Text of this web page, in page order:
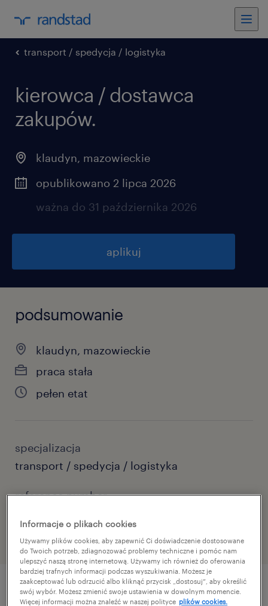
transport / spedycja / logistyka
kierowca / dostawca
zakupów.
klaudyn, mazowieckie
opublikowano 2 lipca 2026
ważna do 31 października 2026
aplikuj
podsumowanie
klaudyn, mazowieckie
praca stała
pełen etat
specjalizacja
transport / spedycja / logistyka
reference number
Informacje o plikach cookies
Używamy plików cookies, aby zapewnić Ci doświadczenie dostosowane
do Twoich potrzeb, zdiagnozować problemy techniczne i pomóc nam
ulepszyć naszą stronę internetową. Używamy ich również do oferowania
bardziej trafnych informacji podczas wyszukiwania. Możesz je
zaakceptować lub odrzucić albo kliknąć przycisk „dostosuj”, aby określić
swój wybór. Możesz zmienić swoje ustawienia w dowolnym momencie.
Więcej informacji można znaleźć w naszej polityce plików cookies.